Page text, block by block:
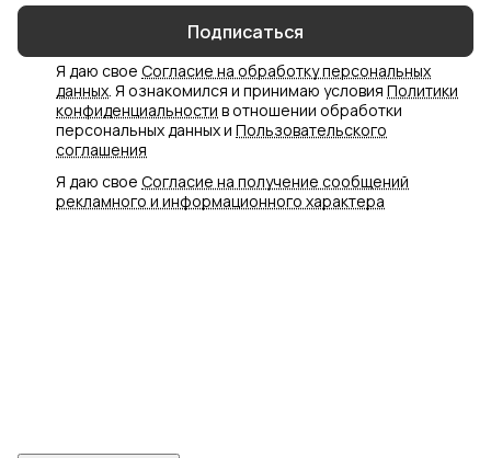
Подписаться
Я даю свое Согласие на обработку персональных
данных. Я ознакомился и принимаю условия Политики
конфиденциальности в отношении обработки
персональных данных и Пользовательского
соглашения
Я даю свое Согласие на получение сообщений
рекламного и информационного характера